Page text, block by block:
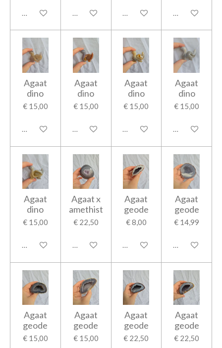
In winkelwagen In winkelwagen In winkelwagen In
Agaat
dino
€ 15,00
In winkelwagen
Agaat
dino
€ 15,00
In winkelwagen
Agaat
dino
€ 15,00
In winkelwagen
Agaat
dino
€ 15,00
In
Agaat
dino
€ 15,00
In winkelwagen
Agaat x
amethist
€ 22,50
In winkelwagen
Agaat
geode
€ 8,00
In winkelwagen
Agaat
geode
€ 14,99
In
Agaat
geode
€ 15,00
Agaat
geode
€ 15,00
Agaat
geode
€ 22,50
Agaat
geode
€ 22,50